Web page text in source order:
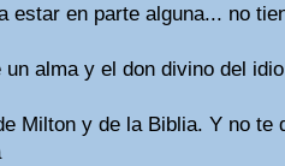
estar en parte alguna... no
un alma y el don divino del
Milton y de la Biblia. Y no te